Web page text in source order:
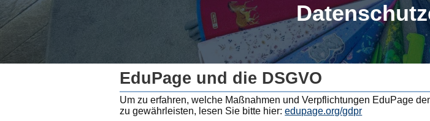
Datenschutzerklärung
EduPage und die DSGVO
Um zu erfahren, welche Maßnahmen und Verpflichtungen EduPage
zu gewährleisten, lesen Sie bitte hier:edupage.org/gdpr